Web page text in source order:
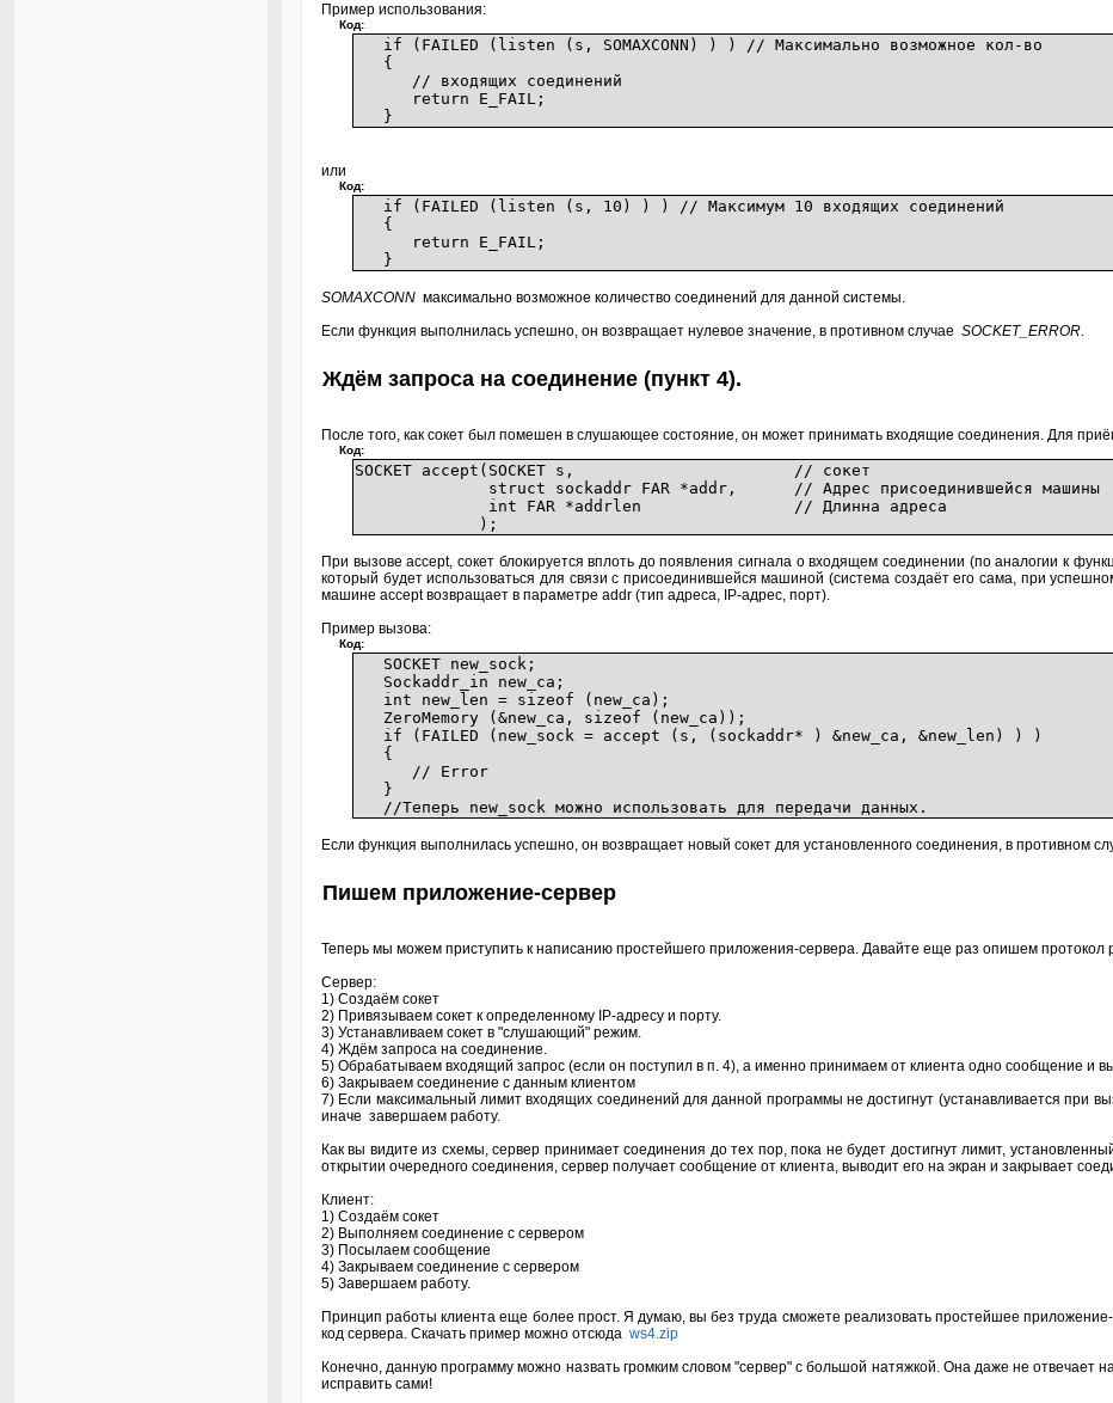
Пример использования:
Код:
if (FAILED (listen (s, SOMAXCONN) ) ) // Максимально возможное кол-во
{
// входящих соединений
return E_FAIL;
}
или
Код:
if (FAILED (listen (s, 10) ) ) // Максимум 10 входящих соединений
{
return E_FAIL;
}
SOMAXCONN максимально возможное количество соединений для данной системы.
Если функция выполнилась успешно, он возвращает нулевое значение, в противном случае SOCKET_ERROR.
Ждём запроса на соединение (пункт 4).
После того, как сокет был помешен в слушающее состояние, он может принимать входящие соединения. Для
Код:
SOCKET accept(SOCKET s, // сокет
struct sockaddr FAR *addr, // Адрес присоединившейся машины
int FAR *addrlen // Длинна адреса
);
При вызове accept, сокет блокируется вплоть до появления сигнала о входящем соединении (по аналогии к
который будет использоваться для связи с присоединившейся машиной (система создаёт его сама, при
машине accept возвращает в параметре addr (тип адреса, IP-адрес, порт).
Пример вызова:
Код:
SOCKET new_sock;
Sockaddr_in new_ca;
int new_len = sizeof (new_ca);
ZeroMemory (&new_ca, sizeof (new_ca));
if (FAILED (new_sock = accept (s, (sockaddr* ) &new_ca, &new_len) ) )
{
// Error
}
//Теперь new_sock можно использовать для передачи данных.
Если функция выполнилась успешно, он возвращает новый сокет для установленного соединения, в противном
Пишем приложение-сервер
Теперь мы можем приступить к написанию простейшего приложения-сервера. Давайте еще раз опишем протокол
Сервер:
1) Создаём сокет
2) Привязываем сокет к определенному IP-адресу и порту.
3) Устанавливаем сокет в "слушающий" режим.
4) Ждём запроса на соединение.
5) Обрабатываем входящий запрос (если он поступил в п. 4), а именно принимаем от клиента одно сообщение и
6) Закрываем соединение с данным клиентом
7) Если максимальный лимит входящих соединений для данной программы не достигнут (устанавливается при
иначе завершаем работу.
Как вы видите из схемы, сервер принимает соединения до тех пор, пока не будет достигнут лимит,
открытии очередного соединения, сервер получает сообщение от клиента, выводит его на экран и закрывает
Клиент:
1) Создаём сокет
2) Выполняем соединение с сервером
3) Посылаем сообщение
4) Закрываем соединение с сервером
5) Завершаем работу.
Принцип работы клиента еще более прост. Я думаю, вы без труда сможете реализовать простейшее
код сервера. Скачать пример можно отсюда ws4.zip
Конечно, данную программу можно назвать громким словом "сервер" с большой натяжкой. Она даже не отвечает
исправить сами!